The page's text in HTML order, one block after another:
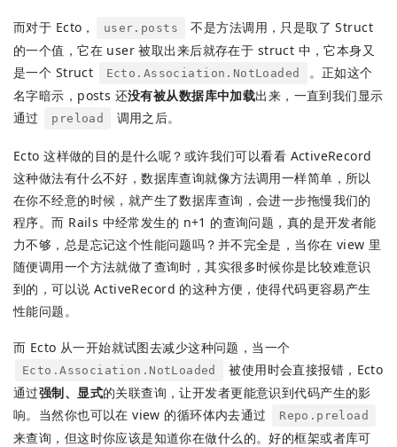
而对于 Ecto， user.posts
不是方法调用，只是取了 Struct
的一个值，它在 user 被取出来后就存在于 struct 中，它本身又
是一个 Struct
Ecto.Association.NotLoaded
。正如这个
名字暗示，posts 还没有被从数据库中加载出来，一直到我们显示
通过
preload 调用之后。
Ecto 这样做的目的是什么呢？或许我们可以看看 ActiveRecord
这种做法有什么不好，数据库查询就像方法调用一样简单，所以
在你不经意的时候，就产生了数据库查询，会进一步拖慢我们的
程序。而 Rails 中经常发生的 n+1 的查询问题，真的是开发者能
力不够，总是忘记这个性能问题吗？并不完全是，当你在 view 里
随便调用一个方法就做了查询时，其实很多时候你是比较难意识
到的，可以说 ActiveRecord 的这种方便，使得代码更容易产生
性能问题。
而 Ecto 从一开始就试图去减少这种问题，当一个
Ecto.Association.NotLoaded
被使用时会直接报错，Ecto
通过强制、显式的关联查询，让开发者更能意识到代码产生的影
响。当然你也可以在 view 的循环体内去通过
Repo.preload
来查询，但这时你应该是知道你在做什么的。好的框架或者库可